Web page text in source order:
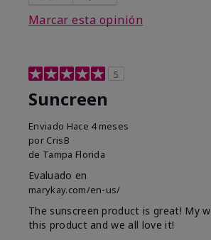
Marcar esta opinión
5
Suncreen
Enviado Hace 4 meses
por CrisB
de Tampa Florida
Evaluado en
marykay.com/en-us/
The sunscreen product is great! My
this product and we all love it!